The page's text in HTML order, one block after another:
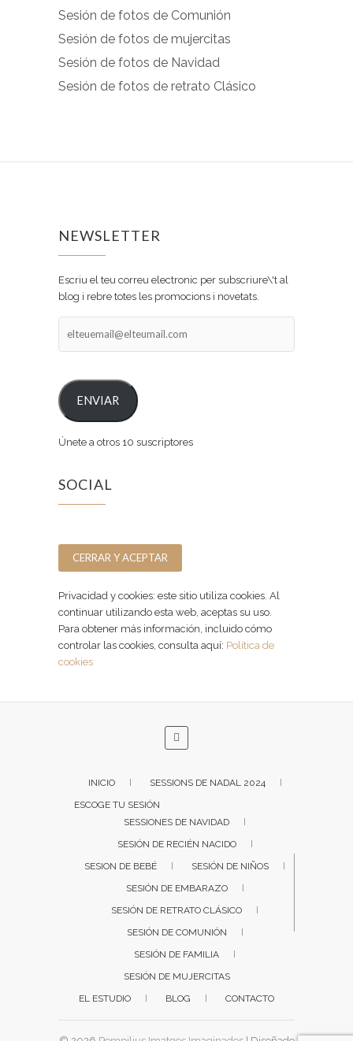
Sesión de fotos de Comunión
Sesión de fotos de mujercitas
Sesión de fotos de Navidad
Sesión de fotos de retrato Clásico
NEWSLETTER
Escriu el teu correu electronic per subscriure\'t al
blog i rebre totes les promocions i novetats.
ENVIAR
Únete a otros 10 suscriptores
SOCIAL
Privacidad y cookies: este sitio utiliza cookies. Al
continuar utilizando esta web, aceptas su uso.
Para obtener más información, incluido cómo
controlar las cookies, consulta aquí: Política de
cookies
INICIO
SESSIONS DE NADAL 2024
ESCOGE TU SESIÓN
SESSIONES DE NAVIDAD
SESIÓN DE RECIÉN NACIDO
SESION DE BEBÉ
SESIÓN DE NIÑOS
SESIÓN DE EMBARAZO
SESIÓN DE RETRATO CLÁSICO
SESIÓN DE COMUNIÓN
SESIÓN DE FAMILIA
SESIÓN DE MUJERCITAS
EL ESTUDIO
BLOG CONTACTO